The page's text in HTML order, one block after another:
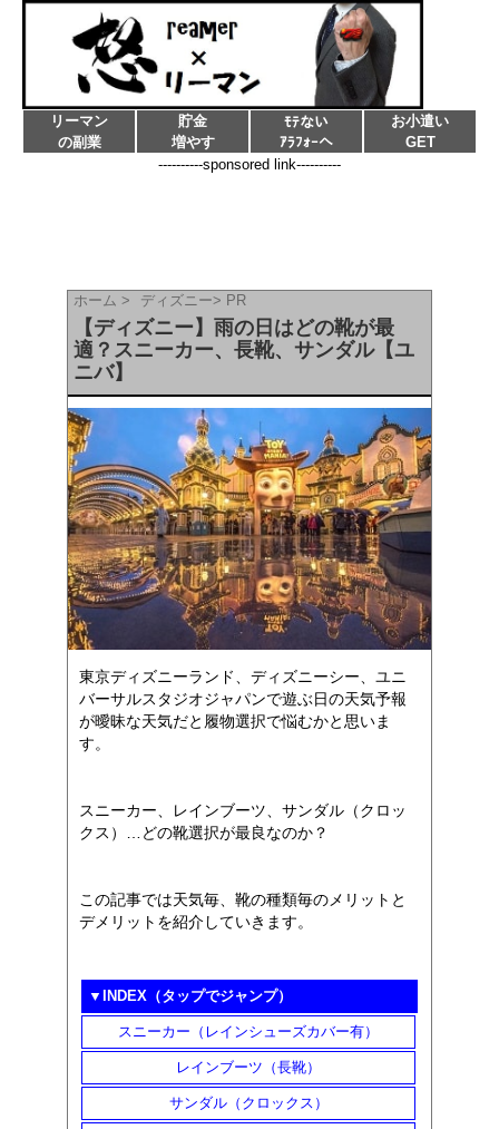
リーマン
の副業
貯金
増やす
ﾓﾃない
ｱﾗﾌｫｰへ
お小遣い
GET
----------sponsored link----------
ホーム > ディズニー> PR
【ディズニー】雨の日はどの靴が最
適？スニーカー、長靴、サンダル【ユ
ニバ】
東京ディズニーランド、ディズニーシー、ユニ
バーサルスタジオジャパンで遊ぶ日の天気予報
が曖昧な天気だと履物選択で悩むかと思いま
す。
スニーカー、レインブーツ、サンダル（クロッ
クス）…どの靴選択が最良なのか？
この記事では天気毎、靴の種類毎のメリットと
デメリットを紹介していきます。
▼INDEX（タップでジャンプ）
スニーカー（レインシューズカバー有）
レインブーツ（長靴）
サンダル（クロックス）